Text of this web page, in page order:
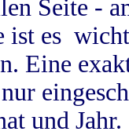
Seite -
ist es
Eine
und Jahr.